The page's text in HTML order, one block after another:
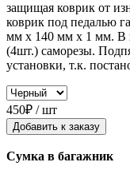
защищая коврик от
коврик под педалью
мм x 140 мм x 1 мм. В
(4шт.) саморезы.
установки, т.к.
450₽ / шт
Добавить к заказу
Сумка в багажник